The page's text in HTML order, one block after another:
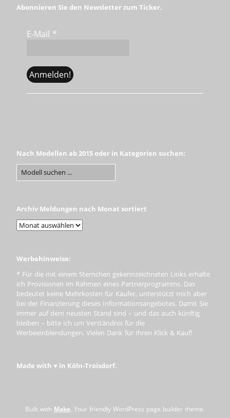
Abonnieren Sie den Newsletter zum Ticker.
E-Mail *
Nach Modellen ab 2015 oder in Kategorien suchen:
Archiv Meldungen nach Monat sortiert
Werbehinweise:
* Für die mit einem Sternchen gekennzeichneten Links erhalte
ich Provisionen im Rahmen eines Partnerprogramms. Das
bedeutet keine Mehrkosten für Käufer, unterstützt mich aber
bei der Finanzierung dieses Informationsangebotes. Damit Sie
immer auf dem neusten Stand sind – und das auch künftig
bleiben – bitte ich um Verständnis für die
Werbeeinblendungen. Vielen Dank für Ihren Klick & Kauf!
Made with ♥ in Köln-Troisdorf.
Built with Make. Your friendly WordPress page builder theme.